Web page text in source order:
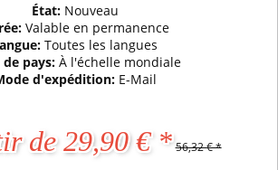
État: Nouveau
Valable en permanence
Toutes les langues
de pays: À l'échelle mondiale
d'expédition: E-Mail
de 29,90 € * 56,32 € *